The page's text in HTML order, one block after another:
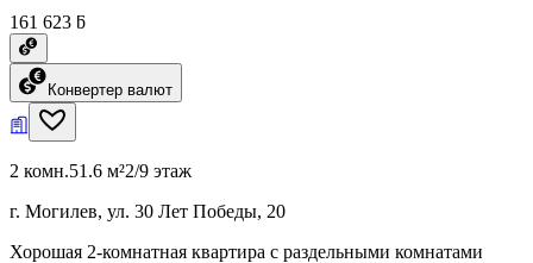
161 623 ƃ
Конвертер валют
2 комн.51.6 м²2/9 этаж
г. Могилев, ул. 30 Лет Победы, 20
Хорошая 2-комнатная квартира с раздельными комнатами